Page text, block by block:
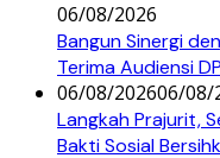
06/08/2026
Bangun Sinergi
Terima Audiensi
06/08/202606/08/
Langkah Prajurit,
Bakti Sosial